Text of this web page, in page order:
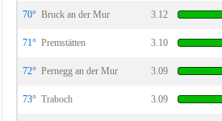
70° Bruck an der Mur 3.12
71° Premstätten 3.10
72° Pernegg an der Mur 3.09
73° Traboch 3.09